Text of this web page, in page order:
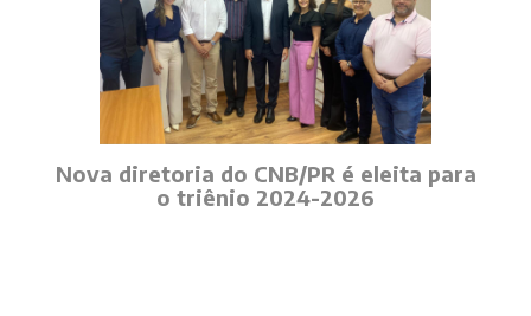
Nova diretoria do CNB/PR é eleita para
o triênio 2024-2026